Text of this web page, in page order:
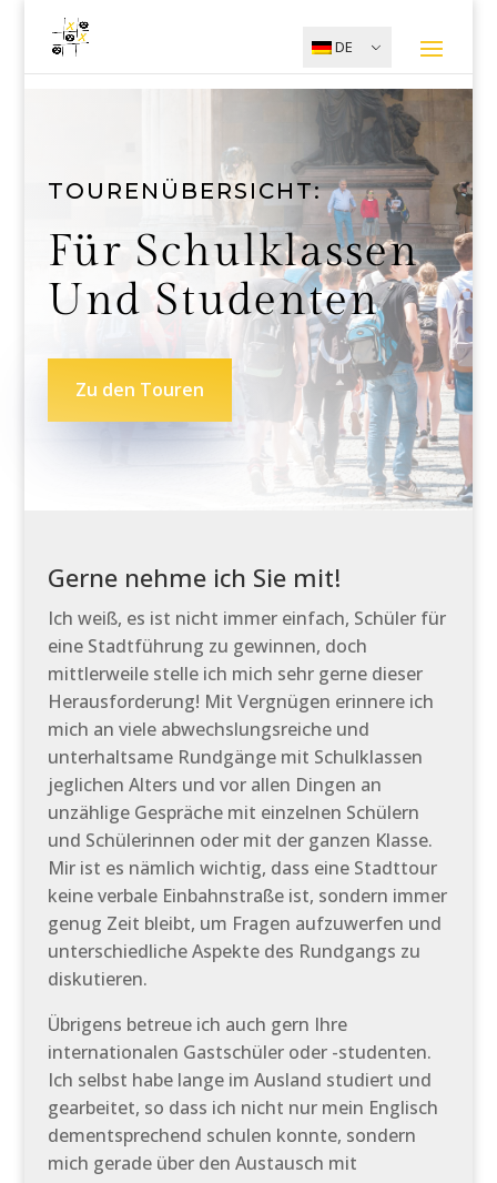
DE
TOURENÜBERSICHT:
Für Schulklassen
Und Studenten
Zu den Touren
Gerne nehme ich Sie mit!
Ich weiß, es ist nicht immer einfach, Schüler für
eine Stadtführung zu gewinnen, doch
mittlerweile stelle ich mich sehr gerne dieser
Herausforderung! Mit Vergnügen erinnere ich
mich an viele abwechslungsreiche und
unterhaltsame Rundgänge mit Schulklassen
jeglichen Alters und vor allen Dingen an
unzählige Gespräche mit einzelnen Schülern
und Schülerinnen oder mit der ganzen Klasse.
Mir ist es nämlich wichtig, dass eine Stadttour
keine verbale Einbahnstraße ist, sondern immer
genug Zeit bleibt, um Fragen aufzuwerfen und
unterschiedliche Aspekte des Rundgangs zu
diskutieren.
Übrigens betreue ich auch gern Ihre
internationalen Gastschüler oder -studenten.
Ich selbst habe lange im Ausland studiert und
gearbeitet, so dass ich nicht nur mein Englisch
dementsprechend schulen konnte, sondern
mich gerade über den Austausch mit